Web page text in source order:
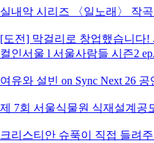
실내악 시리즈 〈일노래〉 작
[도전] 막걸리로 창업했습니다!
컬인서울 l 서울사람들 시즌2
여유와 설빈 on Sync Next 26
제 7회 서울식물원 식재설계공
크리스티안 슈푹이 직접 들려